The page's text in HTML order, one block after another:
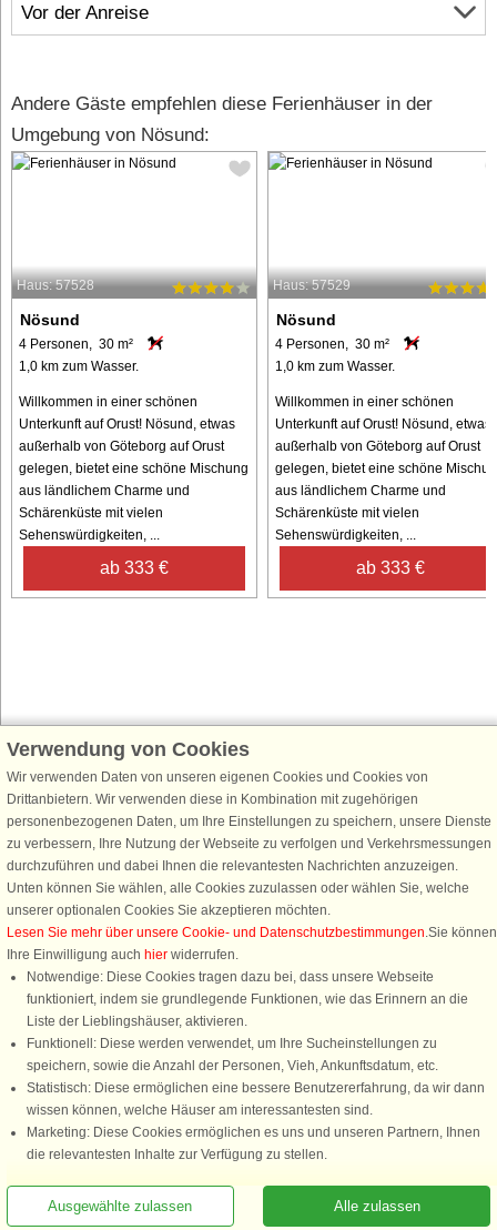
Vor der Anreise
Andere Gäste empfehlen diese Ferienhäuser in der
Umgebung von Nösund:
Haus: 57528
Nösund
4 Personen, 30 m²
1,0 km zum Wasser.
Willkommen in einer schönen
Unterkunft auf Orust! Nösund, etwas
außerhalb von Göteborg auf Orust
gelegen, bietet eine schöne Mischung
aus ländlichem Charme und
Schärenküste mit vielen
Sehenswürdigkeiten, ...
ab 333 €
Haus: 57529
Nösund
4 Personen, 30 m²
1,0 km zum Wasser.
Willkommen in einer schönen
Unterkunft auf Orust! Nösund, etwas
außerhalb von Göteborg auf Orust
gelegen, bietet eine schöne
aus ländlichem Charme und
Schärenküste mit vielen
Sehenswürdigkeiten, ...
ab 333 €
Schließen Sie sich 100.000 Ferienhaus-Fans an
Erhalten Sie einenWillkommensgutschein von 25 € für Ihren nächsten
Ferienhausurlaub - melden Sie sich einfach für den DanCenter Newsletter
an. Verpassen Sie nie wieder exklusive Angebote, Gewinnspiele und
Urlaubstipps!
Newsletter abonnieren
Sie sind hier: Nösund, Orust, Schweden, Ferienhaus 09755, 5 Personen
Verwendung von Cookies
Wir verwenden Daten von unseren eigenen Cookies und Cookies von
Drittanbietern. Wir verwenden diese in Kombination mit zugehörigen
personenbezogenen Daten, um Ihre Einstellungen zu speichern, unsere Dienste
zu verbessern, Ihre Nutzung der Webseite zu verfolgen und Verkehrsmessungen
durchzuführen und dabei Ihnen die relevantesten Nachrichten anzuzeigen.
Unten können Sie wählen, alle Cookies zuzulassen oder wählen Sie, welche
unserer optionalen Cookies Sie akzeptieren möchten.
Lesen Sie mehr über unsere Cookie- und Datenschutzbestimmungen.Sie können
Ihre Einwilligung auch hier widerrufen.
Notwendige: Diese Cookies tragen dazu bei, dass unsere Webseite
funktioniert, indem sie grundlegende Funktionen, wie das Erinnern an die
Liste der Lieblingshäuser, aktivieren.
Funktionell: Diese werden verwendet, um Ihre Sucheinstellungen zu
speichern, sowie die Anzahl der Personen, Vieh, Ankunftsdatum, etc.
Statistisch: Diese ermöglichen eine bessere Benutzererfahrung, da wir dann
wissen können, welche Häuser am interessantesten sind.
Marketing: Diese Cookies ermöglichen es uns und unseren Partnern, Ihnen
die relevantesten Inhalte zur Verfügung zu stellen.
Alle zulassen
Ausgewählte zulassen